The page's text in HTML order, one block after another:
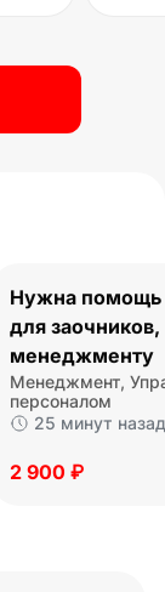
Нужна помощь
для
менеджменту
Менеджмент,
персоналом
25 минут назад
2 900 ₽